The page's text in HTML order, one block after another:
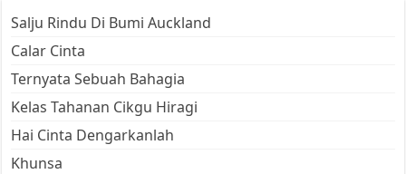
Salju Rindu Di Bumi Auckland
Calar Cinta
Ternyata Sebuah Bahagia
Kelas Tahanan Cikgu Hiragi
Hai Cinta Dengarkanlah
Khunsa